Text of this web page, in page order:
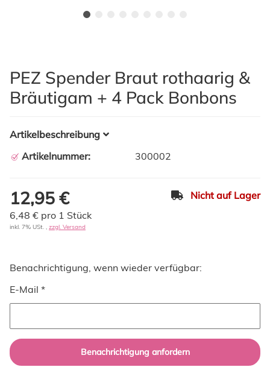
PEZ Spender Braut rothaarig &
Bräutigam + 4 Pack Bonbons
Artikelbeschreibung
Artikelnummer:
300002
12,95 €
Nicht auf Lager
6,48 € pro 1 Stück
inkl. 7% USt. , zzgl. Versand
Benachrichtigung, wenn wieder verfügbar:
E-Mail *
Benachrichtigung anfordern